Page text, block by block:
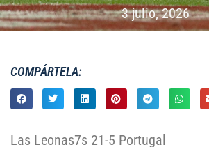
3 julio, 2026
COMPÁRTELA:
Las Leonas7s 21-5 Portugal